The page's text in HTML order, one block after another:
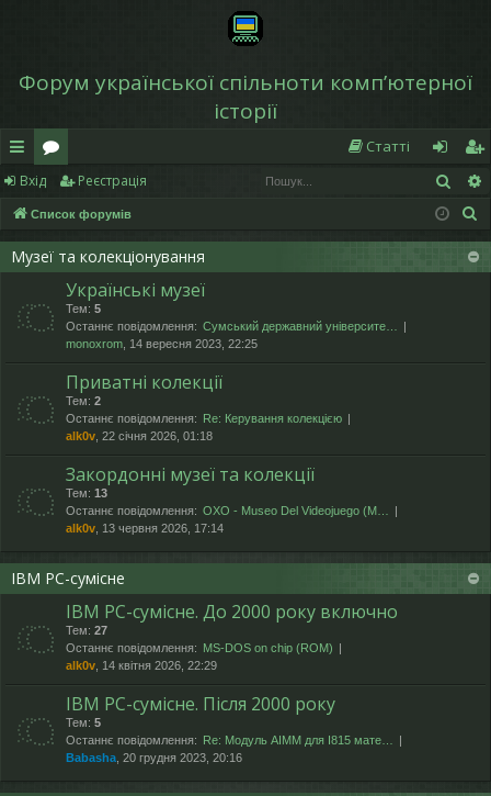
Форум української спільноти компʼютерної
історії
в
и
дк
д
ос
о
ру
м
Статті
хі
д
еє
ст
р
я
Вхід Реєстрація
Список форумів
Музеї та колекціонування
Українські музеї
Тем: 5
Останнє повідомлення: Сумський державний університе…
monoxrom , 14 вересня 2023, 22:25
Приватні колекції
Тем: 2
Останнє повідомлення:
Re: Керування колекцією
alk0v , 22 січня 2026, 01:18
Закордонні музеї та колекції
Тем: 13
Останнє повідомлення: OXO - Museo Del Videojuego (М…
alk0v , 13 червня 2026, 17:14
IBM PC-сумісне
IBM PC-сумісне. До 2000 року включно
Тем: 27
Останнє повідомлення: MS-DOS on chip (ROM)
alk0v , 14 квітня 2026, 22:29
IBM PC-сумісне. Після 2000 року
Тем: 5
Останнє повідомлення:
Re: Модуль AIMM для I815 мате…
Babasha , 20 грудня 2023, 20:16